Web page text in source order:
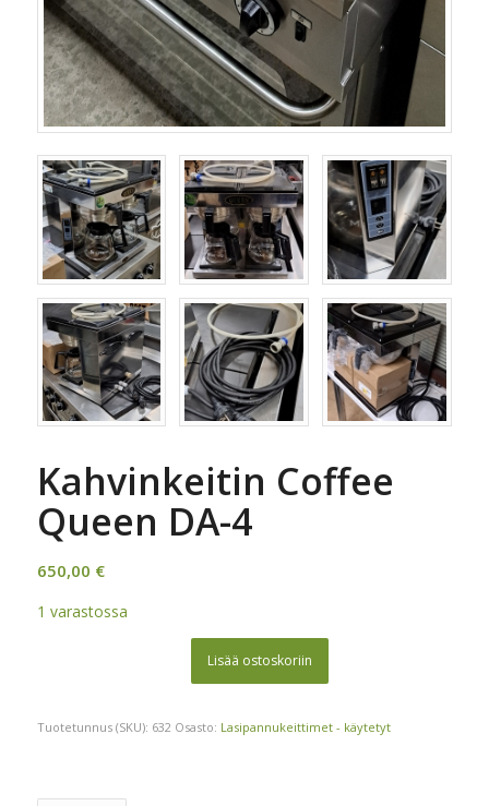
Kahvinkeitin Coffee
Queen DA-4
650,00 €
1 varastossa
Lisää ostoskoriin
Tuotetunnus (SKU): 632 Osasto: Lasipannukeittimet - käytetyt